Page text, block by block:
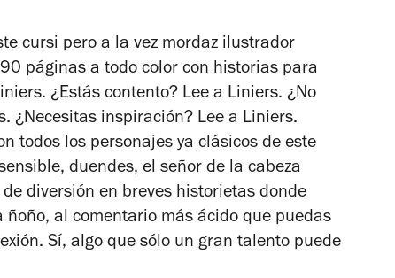
cursi pero a la vez mordaz ilustrador
páginas a todo color con historias para
¿Estás contento? Lee a Liniers. ¿No
¿Necesitas inspiración? Lee a Liniers.
todos los personajes ya clásicos de este
duendes, el señor de la cabeza
diversión en breves historietas donde
al comentario más ácido que puedas
Sí, algo que sólo un gran talento puede